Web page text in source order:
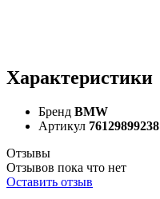
Характеристики
Бренд BMW
Артикул 76129899238
Отзывы
Отзывов пока что нет
Оставить отзыв